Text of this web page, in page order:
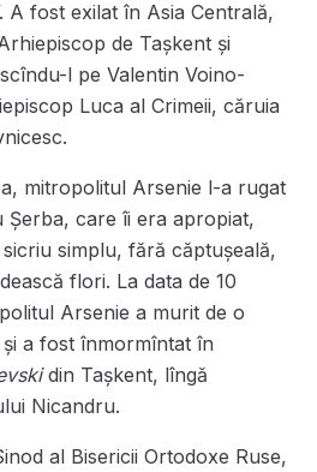
A fost exilat în Asia Centrală,
de Tașkent și
l pe Valentin Voino-
Luca al Crimeii, căruia
mitropolitul Arsenie l-a rugat
care îi era apropiat,
simplu, fără căptușeală,
flori. La data de 10
Arsenie a murit de o
a fost înmormîntat în
din Tașkent, lîngă
Nicandru.
al Bisericii Ortodoxe Ruse,